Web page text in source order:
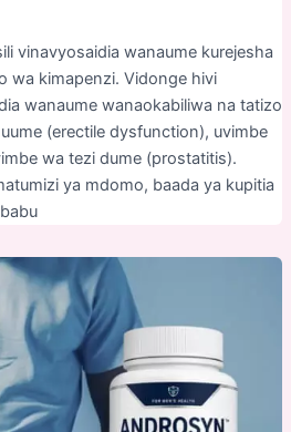
vinavyosaidia wanaume kurejesha
wa kimapenzi. Vidonge hivi
wanaume wanaokabiliwa na tatizo
(erectile dysfunction), uvimbe
wa tezi dume (prostatitis).
ya mdomo, baada ya kupitia